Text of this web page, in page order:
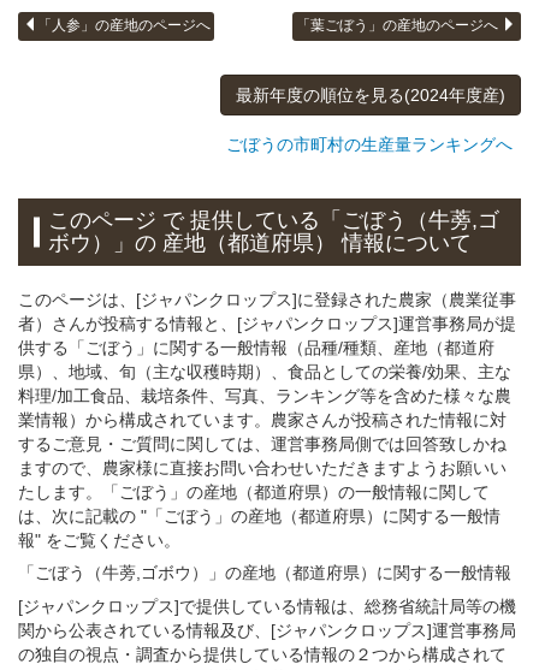
「人参」の産地のページへ 「葉ごぼう」の産地のページへ
最新年度の順位を見る(2024年度産)
ごぼうの市町村の生産量ランキングへ
このページ で 提供している「ごぼう（牛蒡,ゴ
ボウ）」の 産地（都道府県） 情報について
このページは、[ジャパンクロップス]に登録された農家（農業従事
者）さんが投稿する情報と、[ジャパンクロップス]運営事務局が提
供する「ごぼう」に関する一般情報（品種/種類、産地（都道府
県）、地域、旬（主な収穫時期）、食品としての栄養/効果、主な
料理/加工食品、栽培条件、写真、ランキング等を含めた様々な農
業情報）から構成されています。農家さんが投稿された情報に対
するご意見・ご質問に関しては、運営事務局側では回答致しかね
ますので、農家様に直接お問い合わせいただきますようお願いい
たします。「ごぼう」の産地（都道府県）の一般情報に関して
は、次に記載の "「ごぼう」の産地（都道府県）に関する一般情
報" をご覧ください。
「ごぼう（牛蒡,ゴボウ）」 の産地（都道府県）に関する一般情報
[ジャパンクロップス]で提供している情報は、総務省統計局等の機
関から公表されている情報及び、[ジャパンクロップス]運営事務局
の独自の視点・調査から提供している情報の２つから構成されて